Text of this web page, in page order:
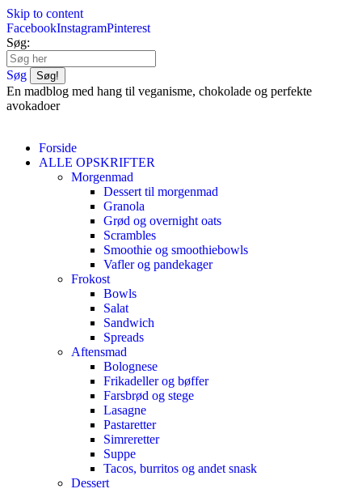
Skip to content
FacebookInstagramPinterest
Søg:
Søg
En madblog med hang til veganisme, chokolade og perfekte
avokadoer
Forside
ALLE OPSKRIFTER
Morgenmad
Dessert til morgenmad
Granola
Grød og overnight oats
Scrambles
Smoothie og smoothiebowls
Vafler og pandekager
Frokost
Bowls
Salat
Sandwich
Spreads
Aftensmad
Bolognese
Frikadeller og bøffer
Farsbrød og stege
Lasagne
Pastaretter
Simreretter
Suppe
Tacos, burritos og andet snask
Dessert